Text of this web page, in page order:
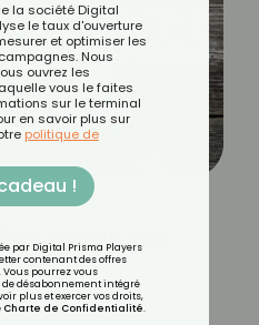
pour un
la société Digital
le taux d'ouverture
et optimiser les
Nous
ouvrez les
vous le faites
sur le terminal
en savoir plus sur
politique de
!
par Digital Prisma Players
contenant des offres
pourrez vous
désabonnement intégré
plus et exercer vos droits,
Charte de Confidentialité.